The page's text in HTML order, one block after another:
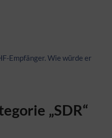
Empfänger. Wie würde er
„SDR“